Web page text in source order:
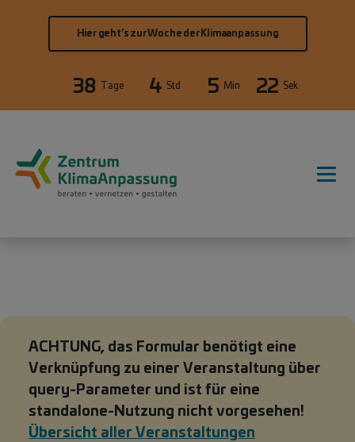
Hier geht’s zur Woche der Klimaanpassung
38 Tage 4 Std 5 Min 22 Sek
Statusmeldung
ACHTUNG, das Formular benötigt eine
Verknüpfung zu einer Veranstaltung über
query-Parameter und ist für eine
standalone-Nutzung nicht vorgesehen!
Übersicht aller Veranstaltungen